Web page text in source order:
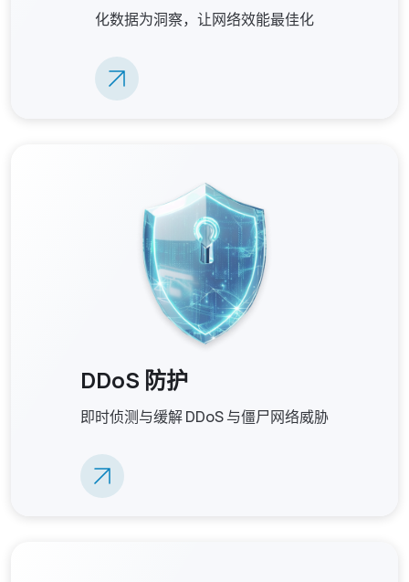
化数据为洞察，让网络效能最佳化
DDoS 防护
即时侦测与缓解 DDoS 与僵尸网络威胁